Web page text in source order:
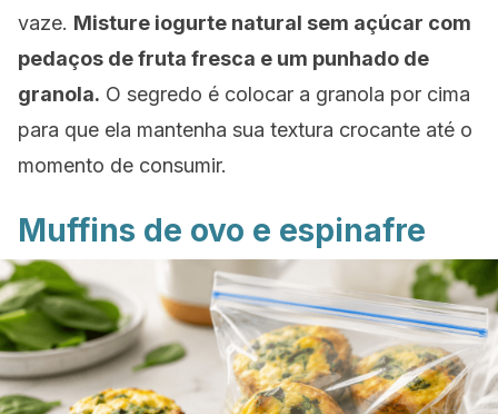
vaze. Misture iogurte natural sem açúcar com
pedaços de fruta fresca e um punhado de
granola. O segredo é colocar a granola por cima
para que ela mantenha sua textura crocante até o
momento de consumir.
Muffins de ovo e espinafre